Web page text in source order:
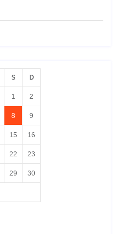
S D
1 2
8 9
15 16
22 23
29 30